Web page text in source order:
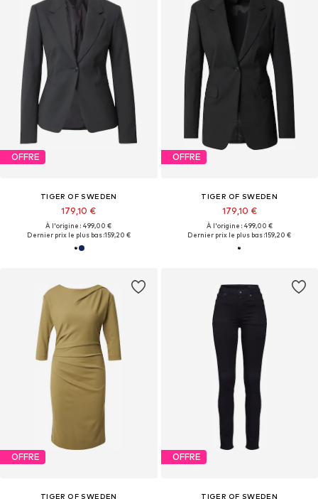
OFFRE
TIGER OF SWEDEN
179,10 €
À l'origine : 499,00 €
Dernier prix le plus bas :159,20 €
OFFRE
TIGER OF SWEDEN
179,10 €
À l'origine : 499,00 €
Dernier prix le plus bas :159,20 €
OFFRE
TIGER OF SWEDEN
OFFRE
TIGER OF SWEDEN